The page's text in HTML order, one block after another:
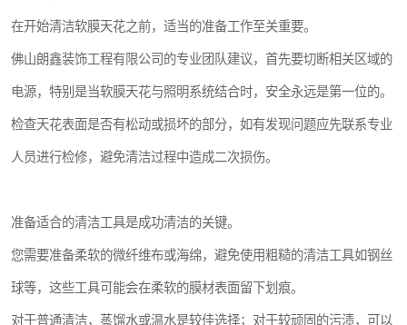
在开始清洁软膜天花之前，适当的准备工作至关重要。
佛山朗鑫装饰工程有限公司的专业团队建议，首先要切断相关区域的
电源，特别是当软膜天花与照明系统结合时，安全永远是第一位的。
检查天花表面是否有松动或损坏的部分，如有发现问题应先联系专业
人员进行检修，避免清洁过程中造成二次损伤。
准备适合的清洁工具是成功清洁的关键。
您需要准备柔软的微纤维布或海绵，避免使用粗糙的清洁工具如钢丝
球等，这些工具可能会在柔软的膜材表面留下划痕。
对于普通清洁，蒸馏水或温水是较佳选择；对于较顽固的污渍，可以